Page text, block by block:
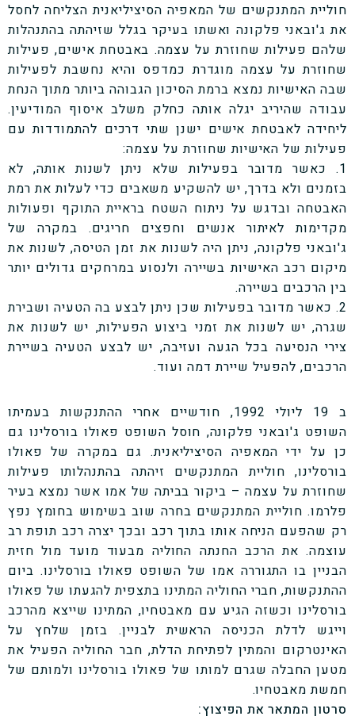
חוליית המתנקשים של המאפיה הסיציליאנית הצליחה לחסל
את ג'ובאני פלקונה ואשתו בעיקר בגלל שזיהתה בהתנהלות
שלהם פעילות שחוזרת על עצמה. באבטחת אישים, פעילות
שחוזרת על עצמה מוגדרת כמדפס והיא נחשבת לפעילות
שבה האישיות נמצא ברמת הסיכון הגבוהה ביותר מתוך הנחת
עבודה שהיריב יגלה אותה כחלק משלב איסוף המודיעין.
ליחידה לאבטחת אישים ישנן שתי דרכים להתמודדות עם
פעילות של האישיות שחוזרת על עצמה:
1. כאשר מדובר בפעילות שלא ניתן לשנות אותה, לא
בזמנים ולא בדרך, יש להשקיע משאבים כדי לעלות את רמת
האבטחה ובדגש על ניתוח השטח בראיית התוקף ופעולות
מקדימות לאיתור אנשים וחפצים חריגים. במקרה של
ג'ובאני פלקונה, ניתן היה לשנות את זמן הטיסה, לשנות את
מיקום רכב האישיות בשיירה ולנסוע במרחקים גדולים יותר
בין הרכבים בשיירה.
2. כאשר מדובר בפעילות שכן ניתן לבצע בה הטעיה ושבירת
שגרה, יש לשנות את זמני ביצוע הפעילות, יש לשנות את
צירי הנסיעה בכל הגעה ועזיבה, יש לבצע הטעיה בשיירת
הרכבים, להפעיל שיירת דמה ועוד.
ב 19 ליולי 1992, חודשיים אחרי ההתנקשות בעמיתו
השופט ג'ובאני פלקונה, חוסל השופט פאולו בורסלינו גם
כן על ידי המאפיה הסיציליאנית. גם במקרה של פאולו
בורסלינו, חוליית המתנקשים זיהתה בהתנהלותו פעילות
שחוזרת על עצמה – ביקור בביתה של אמו אשר נמצא בעיר
פלרמו. חוליית המתנקשים בחרה שוב בשימוש בחומץ נפץ
רק שהפעם הניחה אותו בתוך רכב ובכך יצרה רכב תופת רב
עוצמה. את הרכב החנתה החוליה מבעוד מועד מול חזית
הבניין בו התגוררה אמו של השופט פאולו בורסלינו. ביום
ההתנקשות, חברי החוליה המתינו בתצפית להגעתו של פאולו
בורסלינו וכשזה הגיע עם מאבטחיו, המתינו שייצא מהרכב
וייגש לדלת הכניסה הראשית לבניין. בזמן שלחץ על
האינטרקום והמתין לפתיחת הדלת, חבר החוליה הפעיל את
מטען החבלה שגרם למותו של פאולו בורסלינו ולמותם של
חמשת מאבטחיו.
סרטון המתאר את הפיצוץ: